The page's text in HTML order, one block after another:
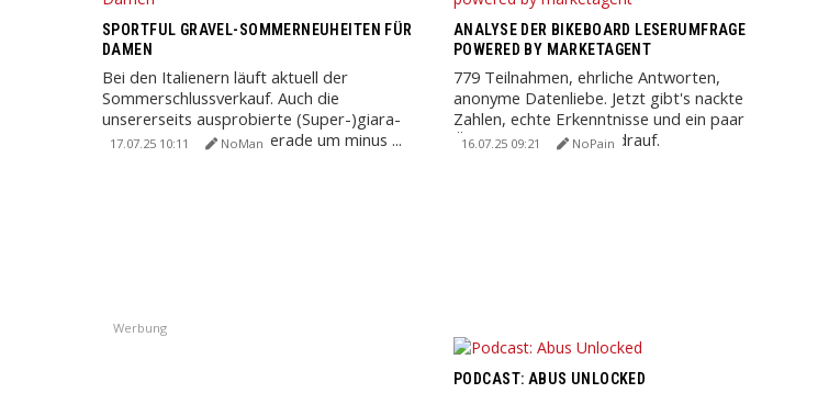
SPORTFUL GRAVEL-SOMMERNEUHEITEN FÜR
DAMEN
Bei den Italienern läuft aktuell der
Sommerschlussverkauf. Auch die
unsererseits ausprobierte (Super-)giara-
Kombi gibt's deshalb gerade um minus ...
17.07.25 10:11 NoMan
ANALYSE DER BIKEBOARD LESERUMFRAGE
POWERED BY MARKETAGENT
779 Teilnahmen, ehrliche Antworten,
anonyme Datenliebe. Jetzt gibt's nackte
Zahlen, echte Erkenntnisse und ein paar
Überraschungen obendrauf.
16.07.25 09:21 NoPain
Werbung
PODCAST: ABUS UNLOCKED